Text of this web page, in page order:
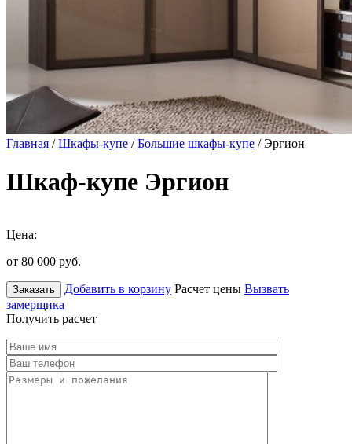
Главная /Шкафы-купе /Большие шкафы-купе / Эргион
Шкаф-купе Эргион
Цена:
от 80 000 руб.
Заказать Добавить в корзину Расчет цены Вызвать
замерщика
Получить расчет